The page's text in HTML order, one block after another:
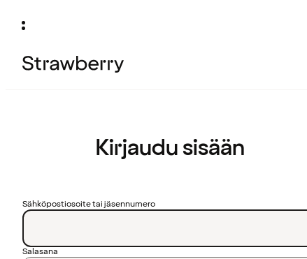
Kirjaudu sisään
Sähköpostiosoite tai jäsennumero
Salasana